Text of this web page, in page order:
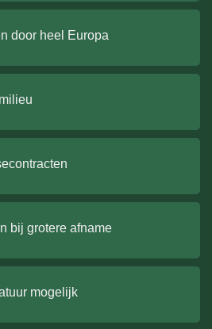
door heel Europa
bij grotere afname
mogelijk